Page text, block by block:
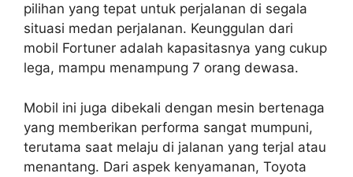
pilihan yang tepat untuk perjalanan di segala
situasi medan perjalanan. Keunggulan dari
mobil Fortuner adalah kapasitasnya yang cukup
lega, mampu menampung 7 orang dewasa.
Mobil ini juga dibekali dengan mesin bertenaga
yang memberikan performa sangat mumpuni,
terutama saat melaju di jalanan yang terjal atau
menantang. Dari aspek kenyamanan, Toyota